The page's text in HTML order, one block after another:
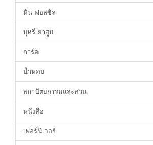
หิน ฟอสซิล
บุหรี่ ยาสูบ
การ์ด
น้ำหอม
สถาปัตยกรรมและสวน
หนังสือ
เฟอร์นิเจอร์